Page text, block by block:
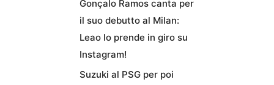
Gonçalo Ramos canta per
il suo debutto al Milan:
Leao lo prende in giro su
Instagram!
Suzuki al PSG per poi